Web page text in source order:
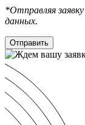
*Отправляя
данных.
Отправить